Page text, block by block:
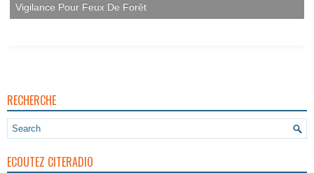
Vigilance Pour Feux De Forêt
RECHERCHE
ECOUTEZ CITERADIO